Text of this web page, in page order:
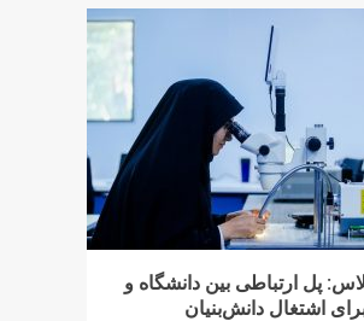
پل ارتباطی بین دانشگاه و
اشتغال دانش‌بنیان